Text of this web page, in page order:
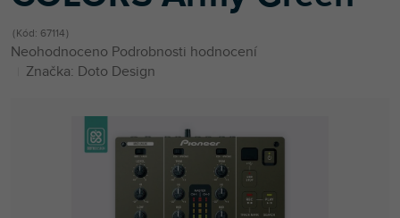
Kód: 67114
Průměrné
hodnocení
Neohodnoceno Podrobnosti hodnocení
Značka: Doto Design